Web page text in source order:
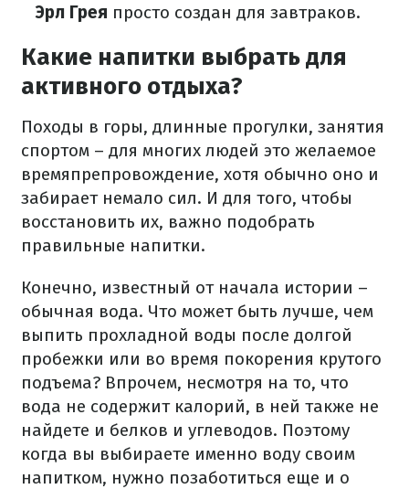
Эрл Грея просто создан для завтраков.
Какие напитки выбрать для
активного отдыха?
Походы в горы, длинные прогулки, занятия
спортом – для многих людей это желаемое
времяпрепровождение, хотя обычно оно и
забирает немало сил. И для того, чтобы
восстановить их, важно подобрать
правильные напитки.
Конечно, известный от начала истории –
обычная вода. Что может быть лучше, чем
выпить прохладной воды после долгой
пробежки или во время покорения крутого
подъема? Впрочем, несмотря на то, что
вода не содержит калорий, в ней также не
найдете и белков и углеводов. Поэтому
когда вы выбираете именно воду своим
напитком, нужно позаботиться еще и о